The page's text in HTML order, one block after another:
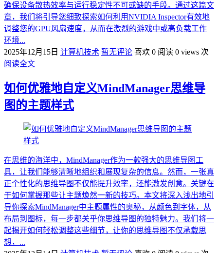
确保设备散热效率与运行稳定性不可或缺的手段。通过这篇文
章，我们将引导您细致探索如何利用NVIDIA Inspector有效地
调整您的GPU风扇速度，从而在激烈的游戏中或高负载工作
环境...
2025年12月15日 计算机技术 暂无评论 喜欢 0 阅读 0 views 次
阅读全文
如何优雅地自定义MindManager思维导
图的主题样式
在思维的海洋中，MindManager作为一款强大的思维导图工
具，让我们能够清晰地组织和展现复杂的信息。然而，一张真
正个性化的思维导图不仅能提升效率，还能激发创意。关键在
于如何掌握那些让主题焕然一新的技巧。本文将深入浅出地引
导你探索MindManager中主题属性的奥秘，从颜色到字体，从
布局到图标，每一步都关乎你思维导图的独特魅力。我们将一
起揭开如何轻松调整这些细节，让你的思维导图不仅承载思
想，...